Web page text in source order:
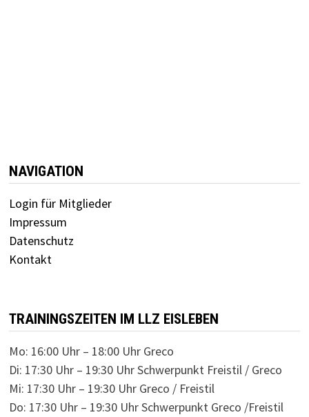
NAVIGATION
Login für Mitglieder
Impressum
Datenschutz
Kontakt
TRAININGSZEITEN IM LLZ EISLEBEN
Mo: 16:00 Uhr – 18:00 Uhr Greco
Di: 17:30 Uhr – 19:30 Uhr Schwerpunkt Freistil / Greco
Mi: 17:30 Uhr – 19:30 Uhr Greco / Freistil
Do: 17:30 Uhr – 19:30 Uhr Schwerpunkt Greco /Freistil